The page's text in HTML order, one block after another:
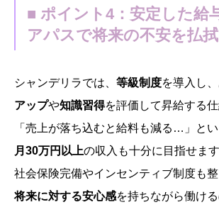
■ ポイント4：安定した給
アパスで将来の不安を払拭
シャンデリラでは、 等級制度を導入し
アップや知識習得を評価して昇給する仕
「売上が落ち込むと給料も減る…」とい
月30万円以上の収入も十分に目指せます
社会保険完備やインセンティブ制度も整
将来に対する安心感を持ちながら働け